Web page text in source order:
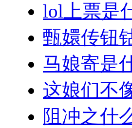
lol上票是
甄嬛传钮
马娘寄是
这娘们不
阻冲之什